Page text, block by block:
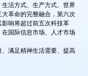
活方式、生产方式、世界
革命的完整融合，第六次
响将超过前五次科技革
国际信息市场、人才市场
满足精神生活需要、提高